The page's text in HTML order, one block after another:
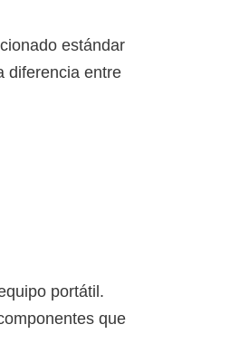
estándar
diferencia entre
portátil.
que